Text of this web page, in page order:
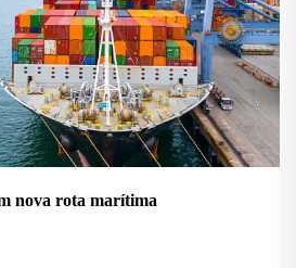
nova rota marítima